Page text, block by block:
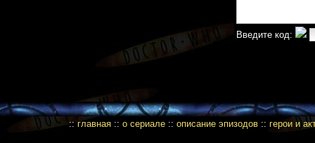
Введите код:
:: главная :: о сериале :: описание эпизодов :: герои и